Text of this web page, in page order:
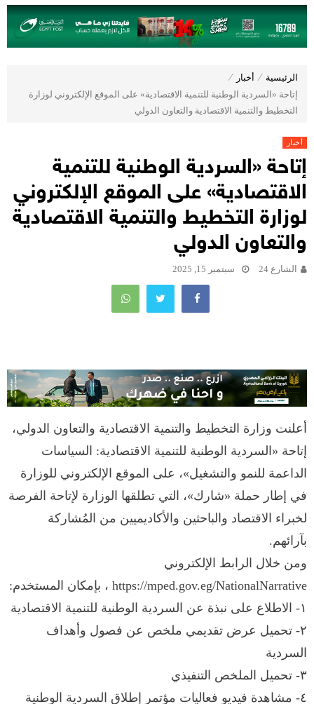
الرئيسية ⁄ أخبار ⁄
إتاحة «السردية الوطنية للتنمية الاقتصادية» على الموقع الإلكتروني لوزارة
التخطيط والتنمية الاقتصادية والتعاون الدولي
أخبار
إتاحة «السردية الوطنية للتنمية
الاقتصادية» على الموقع الإلكتروني
لوزارة التخطيط والتنمية الاقتصادية
والتعاون الدولي
الشارع 24 سبتمبر 15, 2025
أعلنت وزارة التخطيط والتنمية الاقتصادية والتعاون الدولي،
إتاحة «السردية الوطنية للتنمية الاقتصادية: السياسات
الداعمة للنمو والتشغيل»، على الموقع الإلكتروني للوزارة
في إطار حملة «شارك»، التي تطلقها الوزارة لإتاحة الفرصة
لخبراء الاقتصاد والباحثين والأكاديميين من المُشاركة
بآرائهم.
ومن خلال الرابط الإلكتروني
https://mped.gov.eg/NationalNarrative ، بإمكان المستخدم:
١- الاطلاع على نبذة عن السردية الوطنية للتنمية الاقتصادية
٢- تحميل عرض تقديمي ملخص عن فصول وأهداف
السردية
٣- تحميل الملخص التنفيذي
٤- مشاهدة فيديو فعاليات مؤتمر إطلاق السردية الوطنية